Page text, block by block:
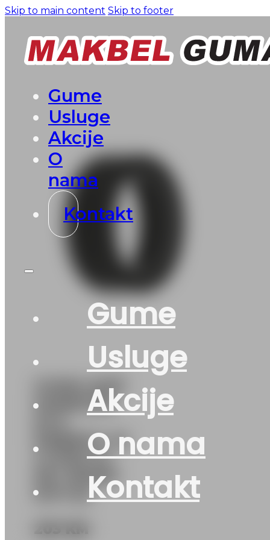
Skip to main content Skip to footer
Gume
Usluge
Akcije
O
nama
Kontakt
Gume
Usluge
Akcije
O nama
Kontakt
GUMA AS/P
HANKOOK
KINERGY 4S
2 H750 XL
92Y 3PMSF
DOT:25